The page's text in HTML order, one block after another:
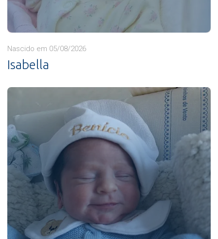
Nascido em 05/08/2026
Isabella